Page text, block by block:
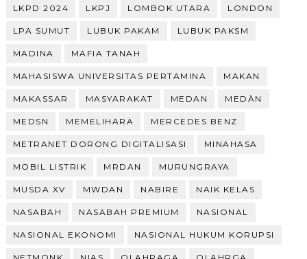
LKPD 2024 LKPJ LOMBOK UTARA LONDON
LPA SUMUT LUBUK PAKAM LUBUK PAKSM
MADINA MAFIA TANAH
MAHASISWA UNIVERSITAS PERTAMINA MAKAN
MAKASSAR MASYARAKAT MEDAN MEDÀN
MEDSN MEMELIHARA MERCEDES BENZ
METRANET DORONG DIGITALISASI MINAHASA
MOBIL LISTRIK MRDAN MURUNGRAYA
MUSDA XV MWDAN NABIRE NAIK KELAS
NASABAH NASABAH PREMIUM NASIONAL
NASIONAL EKONOMI NASIONAL HUKUM KORUPSI